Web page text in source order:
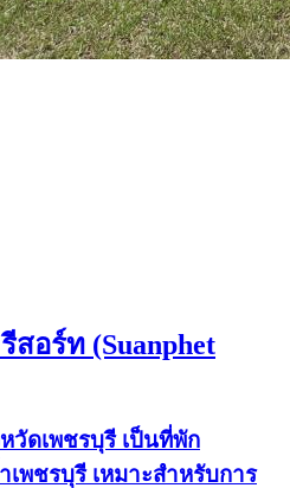
สอร์ท (Suanphet
วัดเพชรบุรี เป็นที่พัก
พชรบุรี เหมาะสำหรับการ